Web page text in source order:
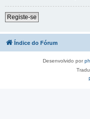
Registe-se
Índice do Fórum
Desenvolvido por